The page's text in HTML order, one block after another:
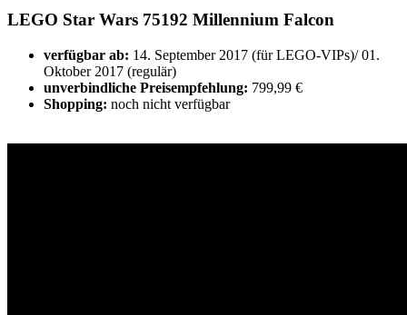
LEGO Star Wars 75192 Millennium Falcon
verfügbar ab: 14. September 2017 (für LEGO-VIPs)/ 01.
Oktober 2017 (regulär)
unverbindliche Preisempfehlung: 799,99 €
Shopping: noch nicht verfügbar